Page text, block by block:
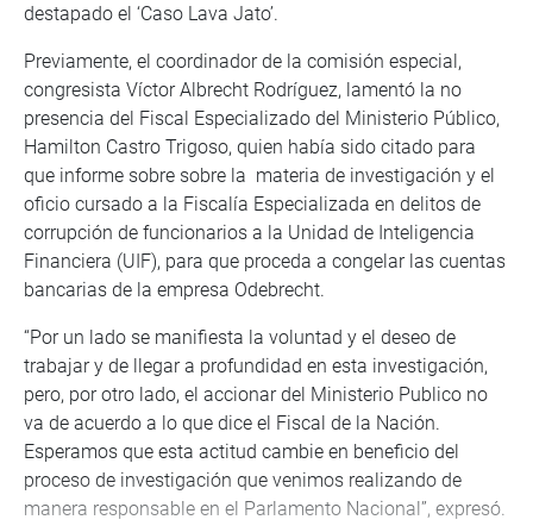
destapado el ‘Caso Lava Jato’.
Previamente, el coordinador de la comisión especial,
congresista Víctor Albrecht Rodríguez, lamentó la no
presencia del Fiscal Especializado del Ministerio Público,
Hamilton Castro Trigoso, quien había sido citado para
que informe sobre sobre la materia de investigación y el
oficio cursado a la Fiscalía Especializada en delitos de
corrupción de funcionarios a la Unidad de Inteligencia
Financiera (UIF), para que proceda a congelar las cuentas
bancarias de la empresa Odebrecht.
“Por un lado se manifiesta la voluntad y el deseo de
trabajar y de llegar a profundidad en esta investigación,
pero, por otro lado, el accionar del Ministerio Publico no
va de acuerdo a lo que dice el Fiscal de la Nación.
Esperamos que esta actitud cambie en beneficio del
proceso de investigación que venimos realizando de
manera responsable en el Parlamento Nacional”, expresó.